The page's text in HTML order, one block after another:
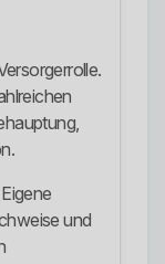
und